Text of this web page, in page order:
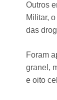
Outros
Militar,
das
Foram
granel,
e oito